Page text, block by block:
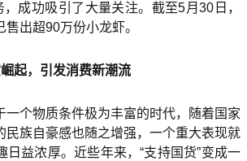
，成功吸引了大量关注。截至5月30日，
出超90万份小龙虾。
起，引发消费新潮流
一个物质条件极为丰富的时代，随着国家
民族自豪感也随之增强，一个重大表现就
日益浓厚。近些年来，“支持国货”变成一